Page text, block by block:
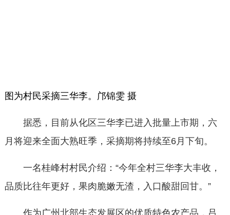
图为村民采摘三华李。邝锦雯 摄
据悉，目前从化区三华李已进入批量上市期，六
月将迎来全面大熟旺季，采摘期将持续至6月下旬。
一名桂峰村村民介绍：“今年全村三华李大丰收，
品质比往年更好，果肉脆嫩无渣，入口酸甜回甘。”
作为广州北部生态发展区的优质特色农产品，吕